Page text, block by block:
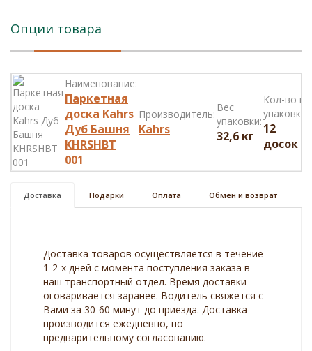
Опции товара
Наименование:
Паркетная
доска Kahrs
Дуб Башня
KHRSHBT
001
Производитель:
Kahrs
Вес
упаковки:
32,6 кг
Кол-во в
упаковке:
12
досок
Доставка Подарки Оплата Обмен и возврат
Доставка товаров осуществляется в течение
1-2-х дней с момента поступления заказа в
наш транспортный отдел. Время доставки
оговаривается заранее. Водитель свяжется с
Вами за 30-60 минут до приезда. Доставка
производится ежедневно, по
предварительному согласованию.